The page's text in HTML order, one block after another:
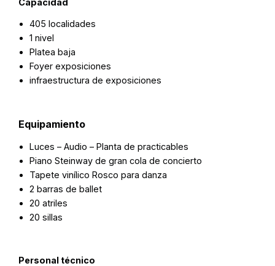
405 localidades
1 nivel
Platea baja
Foyer exposiciones
infraestructura de exposiciones
Equipamiento
Luces – Audio – Planta de practicables
Piano Steinway de gran cola de concierto
Tapete vinílico Rosco para danza
2 barras de ballet
20 atriles
20 sillas
Personal técnico